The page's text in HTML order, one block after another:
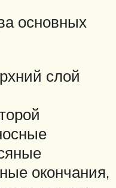
основных
слой
окончания,